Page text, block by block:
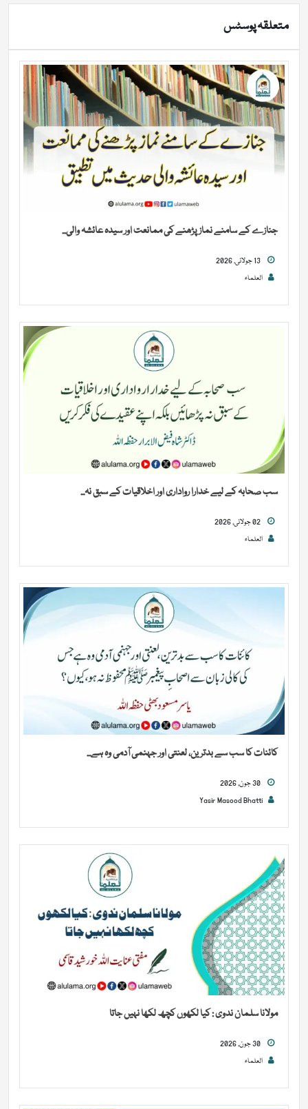
متعلقہ پوسٹس
جنازے کے سامنے نماز پڑھنے کی ممانعت اور سیدہ عائشہ والی...
العلماء
سب صحابہ کے لیے خدارا رواداری اور اخلاقیات کے سبق نہ...
العلماء
کائنات کا سب سے بدترین، لعنتی اور جہنمی آدمی وہ ہے...
Yasir Masood Bhatti
مولانا سلمان ندوی : کیا لکھوں کچھ لکھا نہیں جاتا
العلماء